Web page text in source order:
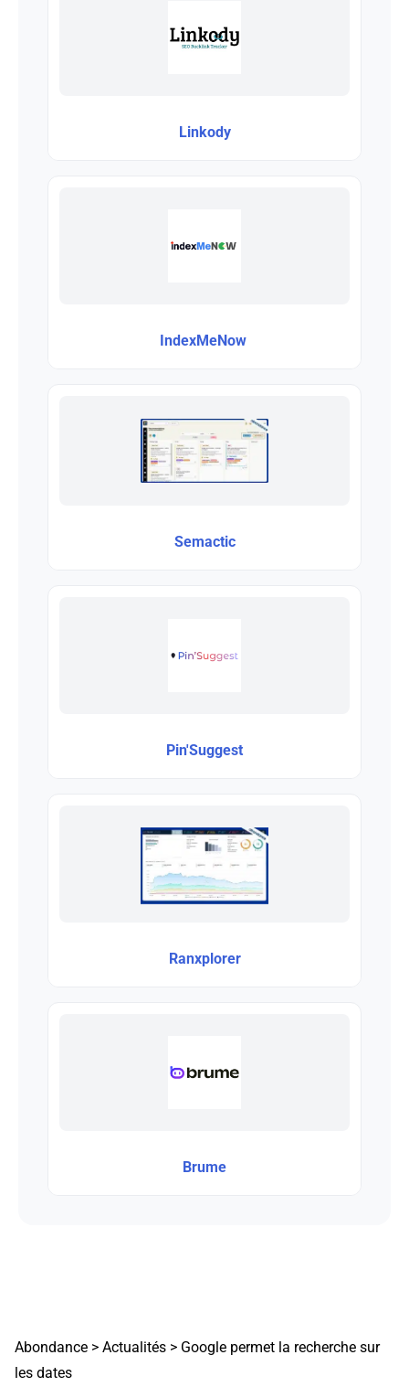
Linkody
IndexMeNow
Semactic
Pin'Suggest
Ranxplorer
Brume
Abondance > Actualités > Google permet la recherche sur
les dates